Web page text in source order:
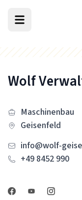
Wolf
Maschinenbau
Geisenfeld
info@wolf-
+49 8452 990